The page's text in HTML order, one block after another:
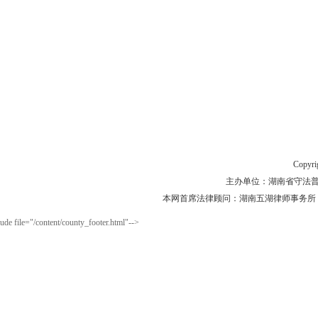
主办单位：湖南省守法
本网首席法律顾问：湖南五湖律师事务所
ude file="/content/county_footer.html"-->